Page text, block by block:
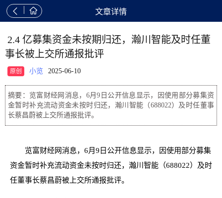
  文章详情
2.4 亿募集资金未按期归还，瀚川智能及时任董
事长被上交所通报批评
原创 小览 2025-06-10
摘要：览富财经网消息，6月9日公开信息显示，因使用部分募集资
金暂时补充流动资金未按时归还，瀚川智能（688022）及时任董事
长蔡昌蔚被上交所通报批评。
览富财经网消息，6月9日公开信息显示，因使用部分募集
资金暂时补充流动资金未按时归还，瀚川智能（688022）及时
任董事长蔡昌蔚被上交所通报批评。